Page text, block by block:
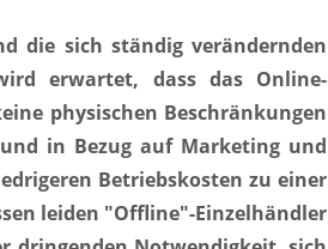
die sich ständig verändernden
erwartet, dass das Online-
physischen Beschränkungen
in Bezug auf Marketing und
Betriebskosten zu einer
leiden "Offline"-Einzelhändler